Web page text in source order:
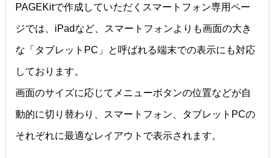
PAGEKitで作成していただくスマートフォン専用ペー
ジでは、iPadなど、スマートフォンよりも画面の大き
な「タブレットPC」と呼ばれる端末での表示にも対応
しております。
画面のサイズに応じてメニューボタンの位置などが自
動的に切り替わり、スマートフォン、タブレットPCの
それぞれに最適なレイアウトで表示されます。